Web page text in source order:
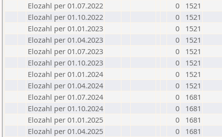
Elozahl per 01.07.2022
0
1521
Elozahl per 01.10.2022
0
1521
Elozahl per 01.01.2023
0
1521
Elozahl per 01.04.2023
0
1521
Elozahl per 01.07.2023
0
1521
Elozahl per 01.10.2023
0
1521
Elozahl per 01.01.2024
0
1521
Elozahl per 01.04.2024
0
1521
Elozahl per 01.07.2024
0
1681
Elozahl per 01.10.2024
0
1681
Elozahl per 01.01.2025
0
1681
Elozahl per 01.04.2025
0
1681